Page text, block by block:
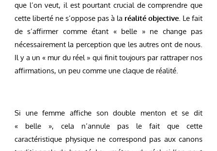
que l’on veut, il est pourtant crucial de comprendre que
cette liberté ne s’oppose pas à la réalité objective. Le fait
de s’affirmer comme étant « belle » ne change pas
nécessairement la perception que les autres ont de nous.
Il y a un « mur du réel » qui finit toujours par rattraper nos
affirmations, un peu comme une claque de réalité.
Si une femme affiche son double menton et se dit
« belle », cela n’annule pas le fait que cette
caractéristique physique ne correspond pas aux canons